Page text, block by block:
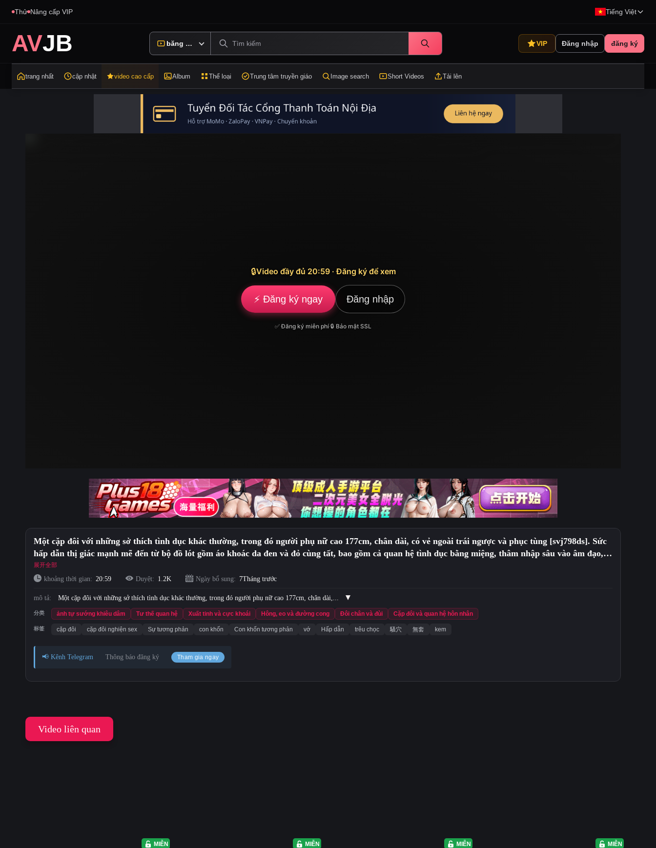
Thử Nâng cấp VIP Tiếng Việt
AVJB băng hình VIP Đăng nhập đăng ký
trang nhất cập nhật video cao cấp Album Thể loại Trung tâm truyền giáo Image search Short Videos Tải lên
🔒Video đầy đủ 20:59 · Đăng ký để xem
⚡ Đăng ký ngay Đăng nhập
✅ Đăng ký miễn phí·🔒 Bảo mật SSL
Một cặp đôi với những sở thích tình dục khác thường, trong đó người phụ nữ cao 177cm, chân dài, có vẻ ngoài trái ngược và phục tùng [svj798ds]. Sức
hấp dẫn thị giác mạnh mẽ đến từ bộ đồ lót gồm áo khoác da đen và đỏ cùng tất, bao gồm cả quan hệ tình dục bằng miệng, thâm nhập sâu vào âm đạo,
thâm nhập từ phía sau vào mông căng tròn và xuất tinh không an toàn!
展开全部
khoảng thời gian: 20:59 Duyệt: 1.2K Ngày bổ sung: 7Tháng trước
mô tả: Một cặp đôi với những sở thích tình dục khác thường, trong đó người phụ nữ cao 177cm, chân dài,...
分类 ảnh tự sướng khiêu dâm Tư thế quan hệ Xuất tinh và cực khoái Hông, eo và đường cong Đôi chân và đùi Cặp đôi và quan hệ hôn nhân
标签 cặp đôi cặp đôi nghiện sex Sự tương phản con khốn Con khốn tương phản vớ Hấp dẫn trêu chọc 騷穴 無套 kem
📢 Kênh Telegram Thông báo đăng ký Tham gia ngay
Video liên quan
MIỄN PHÍ MIỄN PHÍ MIỄN PHÍ MIỄN PHÍ